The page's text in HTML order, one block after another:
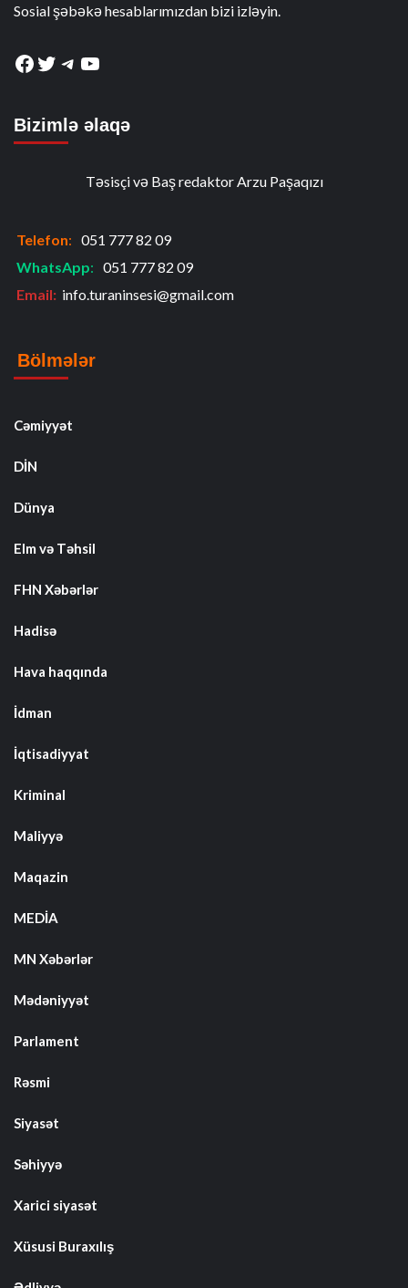
Sosial şəbəkə hesablarımızdan bizi izləyin.
Facebook
Twitter
Telegram
YouTube
Bizimlə əlaqə
Təsisçi və Baş redaktor Arzu Paşaqızı
Telefon: 051 777 82 09
WhatsApp: 051 777 82 09
Email: info.turaninsesi@gmail.com
Bölmələr
Cəmiyyət
DİN
Dünya
Elm və Təhsil
FHN Xəbərlər
Hadisə
Hava haqqında
İdman
İqtisadiyyat
Kriminal
Maliyyə
Maqazin
MEDİA
MN Xəbərlər
Mədəniyyət
Parlament
Rəsmi
Siyasət
Səhiyyə
Xarici siyasət
Xüsusi Buraxılış